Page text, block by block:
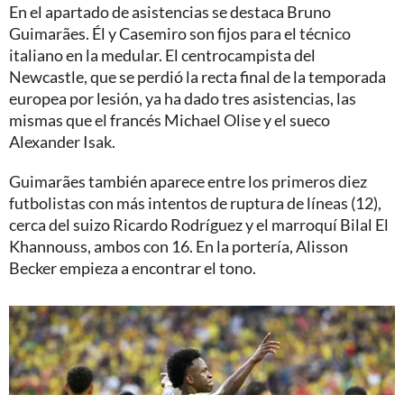
En el apartado de asistencias se destaca Bruno
Guimarães. Él y Casemiro son fijos para el técnico
italiano en la medular. El centrocampista del
Newcastle, que se perdió la recta final de la temporada
europea por lesión, ya ha dado tres asistencias, las
mismas que el francés Michael Olise y el sueco
Alexander Isak.
Guimarães también aparece entre los primeros diez
futbolistas con más intentos de ruptura de líneas (12),
cerca del suizo Ricardo Rodríguez y el marroquí Bilal El
Khannouss, ambos con 16. En la portería, Alisson
Becker empieza a encontrar el tono.